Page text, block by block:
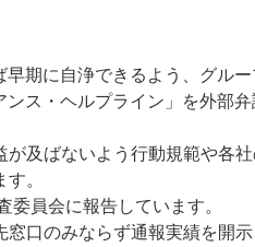
期に自浄できるよう、グル
ス・ヘルプライン」を外部
及ばないよう行動規範や各
。
員会に報告しています。
口のみならず通報実績を開